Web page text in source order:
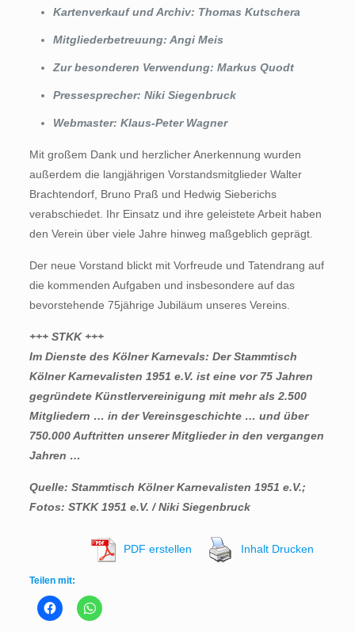
Kartenverkauf und Archiv: Thomas Kutschera
Mitgliederbetreuung: Angi Meis
Zur besonderen Verwendung: Markus Quodt
Pressesprecher: Niki Siegenbruck
Webmaster: Klaus-Peter Wagner
Mit großem Dank und herzlicher Anerkennung wurden
außerdem die langjährigen Vorstandsmitglieder Walter
Brachtendorf, Bruno Praß und Hedwig Sieberichs
verabschiedet. Ihr Einsatz und ihre geleistete Arbeit haben
den Verein über viele Jahre hinweg maßgeblich geprägt.
Der neue Vorstand blickt mit Vorfreude und Tatendrang auf
die kommenden Aufgaben und insbesondere auf das
bevorstehende 75jährige Jubiläum unseres Vereins.
+++ STKK +++
Im Dienste des Kölner Karnevals: Der Stammtisch
Kölner Karnevalisten 1951 e.V. ist eine vor 75 Jahren
gegründete Künstlervereinigung mit mehr als 2.500
Mitgliedern … in der Vereinsgeschichte … und über
750.000 Auftritten unserer Mitglieder in den vergangen
Jahren …
Quelle: Stammtisch Kölner Karnevalisten 1951 e.V.;
Fotos: STKK 1951 e.V. / Niki Siegenbruck
PDF erstellen Inhalt Drucken
Teilen mit: